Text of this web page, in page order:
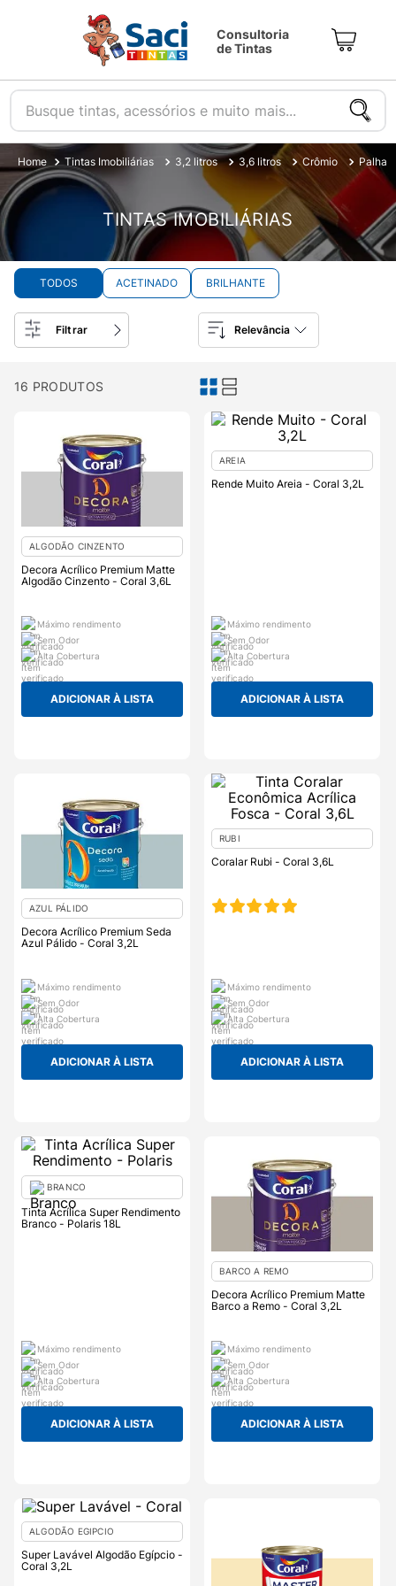
Consultoria
de Tintas
Busque tintas, acessórios e muito mais...
Tintas Imobiliárias 3,2 litros 3,6 litros Crômio Palha
TINTAS IMOBILIÁRIAS
TODOS ACETINADO BRILHANTE
Filtrar Relevância
16 PRODUTOS
ALGODÃO CINZENTO
Decora Acrílico Premium Matte
Algodão Cinzento - Coral 3,6L
Máximo rendimento
Sem Odor
Alta Cobertura
ADICIONAR À LISTA
AREIA
Rende Muito Areia - Coral 3,2L
Máximo rendimento
Sem Odor
Alta Cobertura
ADICIONAR À LISTA
AZUL PÁLIDO
Decora Acrílico Premium Seda
Azul Pálido - Coral 3,2L
Máximo rendimento
Sem Odor
Alta Cobertura
ADICIONAR À LISTA
RUBI
Coralar Rubi - Coral 3,6L
Máximo rendimento
Sem Odor
Alta Cobertura
ADICIONAR À LISTA
BRANCO
Tinta Acrílica Super Rendimento
Branco - Polaris 18L
Máximo rendimento
Sem Odor
Alta Cobertura
ADICIONAR À LISTA
BARCO A REMO
Decora Acrílico Premium Matte
Barco a Remo - Coral 3,2L
Máximo rendimento
Sem Odor
Alta Cobertura
ADICIONAR À LISTA
ALGODÃO EGIPCIO
Super Lavável Algodão Egípcio -
Coral 3,2L